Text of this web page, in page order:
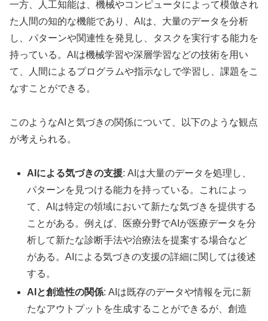
一方、人工知能は、機械やコンピュータによって模倣され
た人間の知的な機能であり、AIは、大量のデータを分析
し、パターンや関連性を発見し、タスクを実行する能力を
持っている。AIは機械学習や深層学習などの技術を用い
て、人間によるプログラムや指示なしで学習し、課題をこ
なすことができる。
このようなAIと気づきの関係について、以下のような観点
が考えられる。
AIによる気づきの支援: AIは大量のデータを処理し、
パターンを見つける能力を持っている。これによっ
て、AIは特定の領域において新たな気づきを提供する
ことがある。例えば、医療分野でAIが医療データを分
析して新たな診断手法や治療法を提案する場合など
がある。AIによる気づきの支援の詳細に関しては後述
する。
AIと創造性の関係: AIは既存のデータや情報を元に新
たなアウトプットを生成することができるが、創造